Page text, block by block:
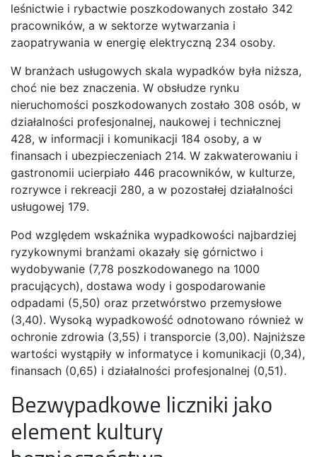
leśnictwie i rybactwie poszkodowanych zostało 342
pracowników, a w sektorze wytwarzania i
zaopatrywania w energię elektryczną 234 osoby.
W branżach usługowych skala wypadków była niższa,
choć nie bez znaczenia. W obsłudze rynku
nieruchomości poszkodowanych zostało 308 osób, w
działalności profesjonalnej, naukowej i technicznej
428, w informacji i komunikacji 184 osoby, a w
finansach i ubezpieczeniach 214. W zakwaterowaniu i
gastronomii ucierpiało 446 pracowników, w kulturze,
rozrywce i rekreacji 280, a w pozostałej działalności
usługowej 179.
Pod względem wskaźnika wypadkowości najbardziej
ryzykownymi branżami okazały się górnictwo i
wydobywanie (7,78 poszkodowanego na 1000
pracujących), dostawa wody i gospodarowanie
odpadami (5,50) oraz przetwórstwo przemysłowe
(3,40). Wysoką wypadkowość odnotowano również w
ochronie zdrowia (3,55) i transporcie (3,00). Najniższe
wartości wystąpiły w informatyce i komunikacji (0,34),
finansach (0,65) i działalności profesjonalnej (0,51).
Bezwypadkowe liczniki jako
element kultury